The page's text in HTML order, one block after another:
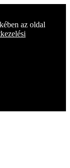
az oldal